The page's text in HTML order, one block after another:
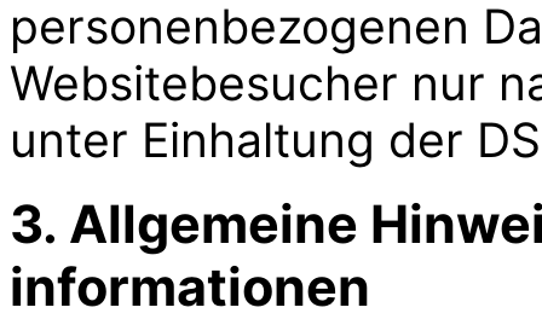
personenbezogenen
Websitebesucher nur
unter Einhaltung der
3. Allgemeine
informationen